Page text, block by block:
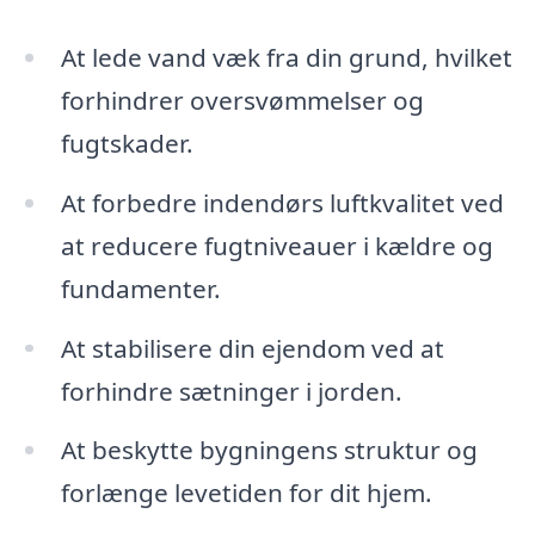
At lede vand væk fra din grund, hvilket
forhindrer oversvømmelser og
fugtskader.
At forbedre indendørs luftkvalitet ved
at reducere fugtniveauer i kældre og
fundamenter.
At stabilisere din ejendom ved at
forhindre sætninger i jorden.
At beskytte bygningens struktur og
forlænge levetiden for dit hjem.